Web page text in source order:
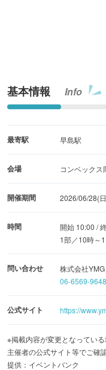
ら子供とお気に入り
HPから要予約（先着
基本情報 Info
最寄駅 早島駅
会場 コンベック
開催期間 2026/06/28(
時間
開始 10:00 /
1部／10時～
問い合わせ
株式会社YMG
06-6569-9648
公式サイト https://
※掲載内容が変更となってい
主催者の公式サイト等でご確
提供：イベントバンク